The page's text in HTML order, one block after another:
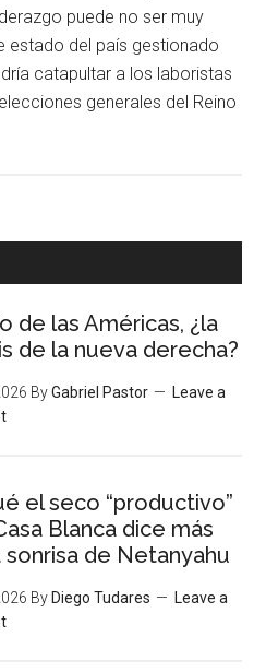
puede no ser muy
estado del país gestionado
catapultar a los laboristas
generales del Reino
de las Américas, ¿la
de la nueva derecha?
ByGabriel Pastor
Leave a
el seco “productivo”
Blanca dice más
sonrisa de Netanyahu
By Diego Tudares
Leave a